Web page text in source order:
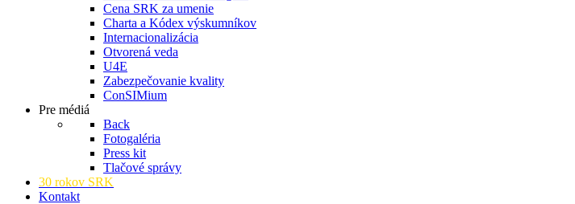
Cena SRK za umenie
Charta a Kódex výskumníkov
Internacionalizácia
Otvorená veda
U4E
Zabezpečovanie kvality
ConSIMium
Pre médiá
Back
Fotogaléria
Press kit
Tlačové správy
30 rokov SRK
Kontakt